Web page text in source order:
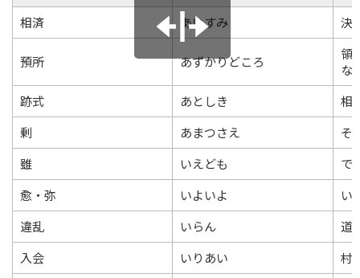
相済
あいすみ 決
預所 あずかりどころ
領
な
跡式
あとしき
相
剰
あまつさえ
そ
雖
いえども
で
愈・弥
いよいよ
い
違乱
いらん
道
入会
いりあい
村